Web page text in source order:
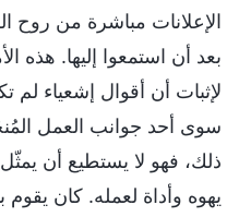
الإعلانات مباشرة من روح
بعد أن استمعوا إليها. هذه
لإثبات أن أقوال إشعياء
سوى أحد جوانب العمل
ذلك، فهو لا يستطيع أن يمثّل
يهوه وأداة لعمله. كان